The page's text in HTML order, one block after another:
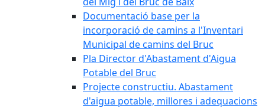
Documentació base per la
incorporació de camins a l'Inventari
Municipal de camins del Bruc
Pla Director d'Abastament d'Aigua
Potable del Bruc
Projecte constructiu. Abastament
d'aigua potable, millores i adequacions